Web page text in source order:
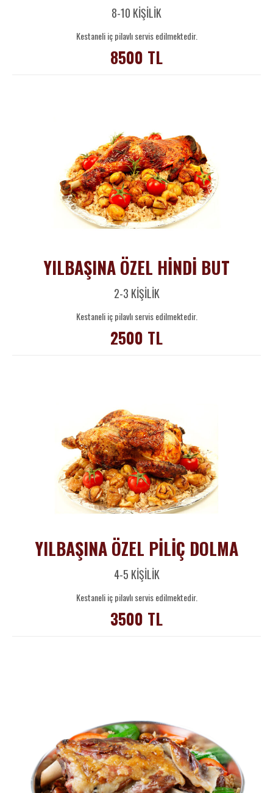
8-10 KİŞİLİK
Kestaneli iç pilavlı servis edilmektedir.
8500 TL
YILBAŞINA ÖZEL HİNDİ BUT
2-3 KİŞİLİK
Kestaneli iç pilavlı servis edilmektedir.
2500 TL
YILBAŞINA ÖZEL PİLİÇ DOLMA
4-5 KİŞİLİK
Kestaneli iç pilavlı servis edilmektedir.
3500 TL